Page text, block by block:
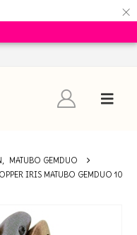
×
,
MATUBO GEMDUO
IRIS MATUBO GEMDUO 10